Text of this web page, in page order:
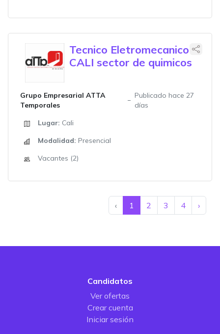
Tecnico Eletromecanico
CALI sector de quimicos
Grupo Empresarial ATTA
Temporales
Publicado hace 27
días
Lugar: Cali
Modalidad: Presencial
Vacantes (2)
‹ 1 2 3 4 ›
Candidatos
Ver ofertas
Crear cuenta
Iniciar sesión